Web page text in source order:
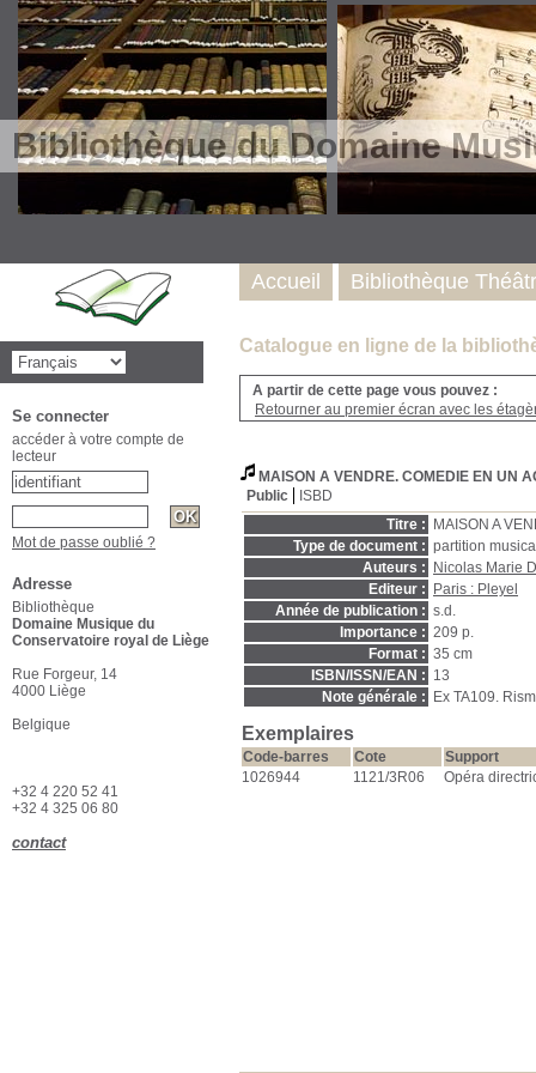
Bibliothèque du Domaine
Catalogue en ligne de la
A partir de cette page vous pouvez :
Retourner au premier écran avec les
MAISON A VENDRE. COMEDIE EN UN
Public
ISBD
Titre :
MAISON A
Type de document : partition
Auteurs :
Nicolas Marie
Editeur :
Paris : Pleyel
Année de publication : s.d.
Importance : 209 p.
Format : 35 cm
ISBN/ISSN/EAN : 13
Note générale :
Ex TA109.
Exemplaires
Code-barres Cote
Support
1026944
1121/3R06 Opéra
Accueil Bibliothèque
Se connecter
accéder à votre compte de
lecteur
Mot de passe oublié ?
Adresse
Bibliothèque
Domaine Musique du
Conservatoire royal de Liège
Rue Forgeur, 14
4000 Liège
Belgique
+32 4 220 52 41
+32 4 325 06 80
contact